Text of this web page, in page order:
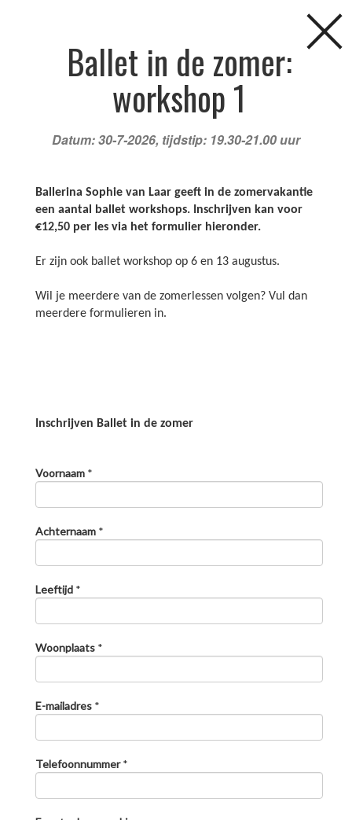
FAQ NIEUWS AGENDA CURSUSSEN
KINDERFEESTJES LOCATIES DOCENTEN
Agenda
Ballerina Sophie van Laar geeft in de zomervakantie een aantal
Ballet in de zomer:
workshop 1
Datum: 30-7-2026, tijdstip: 19.30-21.00 uur
Ballerina Sophie van Laar geeft in de zomervakantie
een aantal ballet workshops. Inschrijven kan voor
€12,50 per les via het formulier hieronder.
Er zijn ook ballet workshop op 6 en 13 augustus.
Wil je meerdere van de zomerlessen volgen? Vul dan
meerdere formulieren in.
Inschrijven Ballet in de zomer
Voornaam *
Achternaam *
Leeftijd *
Woonplaats *
E-mailadres *
Telefoonnummer*